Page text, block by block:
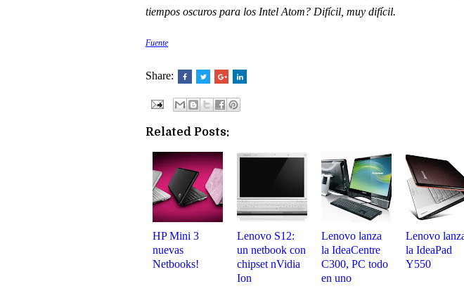
tiempos oscuros para los Intel Atom? Difícil, muy difícil.
Fuente
Share:
Related Posts:
HP Mini 3
nuevas
Netbooks!
Lenovo S12:
un netbook con
chipset nVidia
Ion
Lenovo lanza
la IdeaCentre
C300, PC todo
en uno
Lenovo
la IdeaPad
Y550